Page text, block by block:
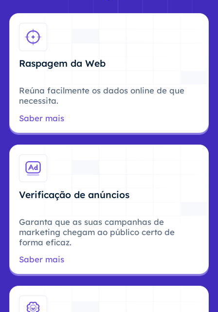
Raspagem da Web
Reúna facilmente os dados online de que
necessita.
Saber mais
Verificação de anúncios
Garanta que as suas campanhas de
marketing chegam ao público certo de
forma eficaz.
Saber mais